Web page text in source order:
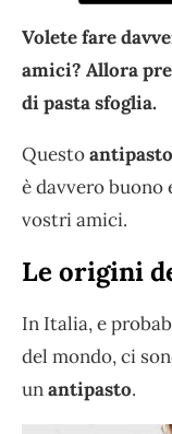
Volete fare
amici? Allora
di pasta sfoglia.
Questoantipasto
è davvero buono
vostri amici.
Le origini
In Italia, e
del mondo, ci
unantipasto.